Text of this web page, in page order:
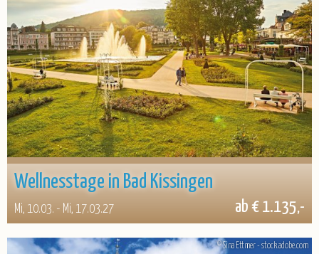
Wellnesstage in Bad Kissingen
Mi, 10.03. - Mi, 17.03.27 ab € 1.135,-
© Sina Ettmer - stock.adobe.com